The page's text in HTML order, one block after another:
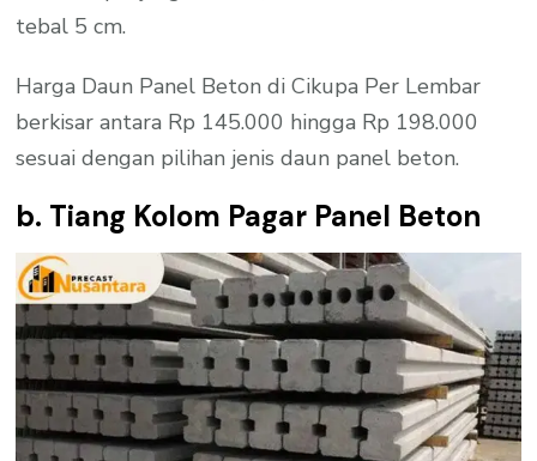
tebal 5 cm.
Harga Daun Panel Beton di Cikupa Per Lembar
berkisar antara Rp 145.000 hingga Rp 198.000
sesuai dengan pilihan jenis daun panel beton.
b. Tiang Kolom Pagar Panel Beton